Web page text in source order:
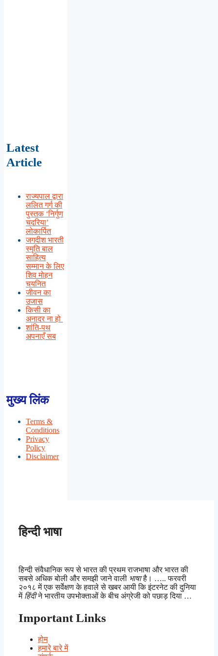
Latest
Article
राज्यपाल द्वारा
ललित गर्ग की
पुस्तक ‘निर्गुण
चदरिया’
लोकार्पित
जगदीश भारती
स्मृति बाल
साहित्य
सम्मान के लिए
शिव मोहन
चयनित
जीवन का
उजास
किसी का
अनादर ना हो
शांति-पथ
अपनाएँ सब
मुख्य लिंक
Terms &
Conditions
Privacy
Policy
Disclaimer
हिन्दी भाषा
हिन्दी संवैधानिक रूप से भारत की प्रथम राजभाषा और भारत की
सबसे अधिक बोली और समझी जाने वाली भाषाहै। ….. फरवरी
२०१८ में एक सर्वेक्षण के हवाले से खबर आयी कि इंटरनेट की दुनिया
में हिंदीने भारतीय उपभोक्ताओं के बीच अंग्रेजी को पछाड़ दिया …
Important Links
होम
हमारे बारे में